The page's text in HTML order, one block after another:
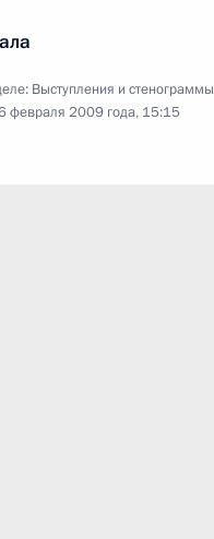
Выступления и стенограммы
февраля 2009 года, 15:15